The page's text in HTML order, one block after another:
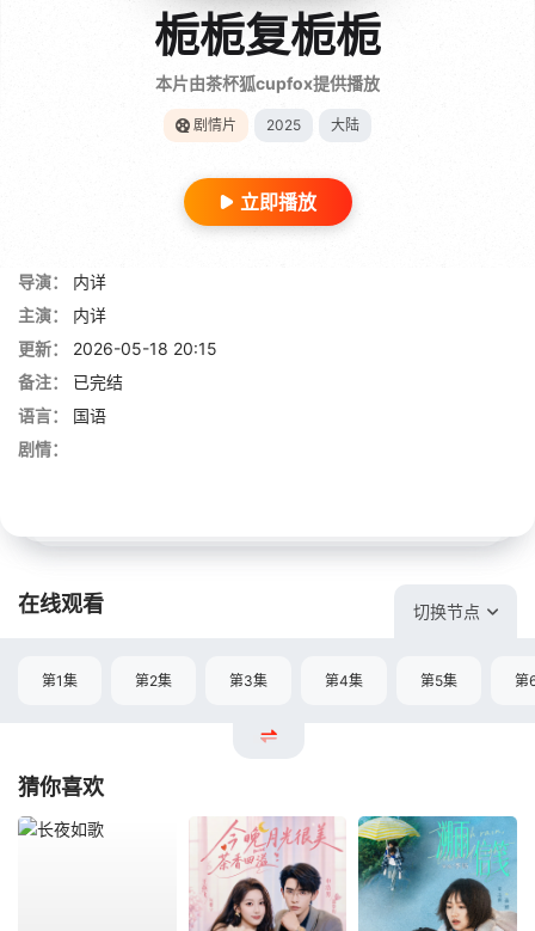
栀栀复栀栀
本片由茶杯狐cupfox提供播放
剧情片 2025 大陆
立即播放
导演：
内详
主演：
内详
更新：
2026-05-18 20:15
备注：
已完结
语言：
国语
剧情：
在线观看 切换节点
第1集 第2集 第3集 第4集 第5集 第
猜你喜欢